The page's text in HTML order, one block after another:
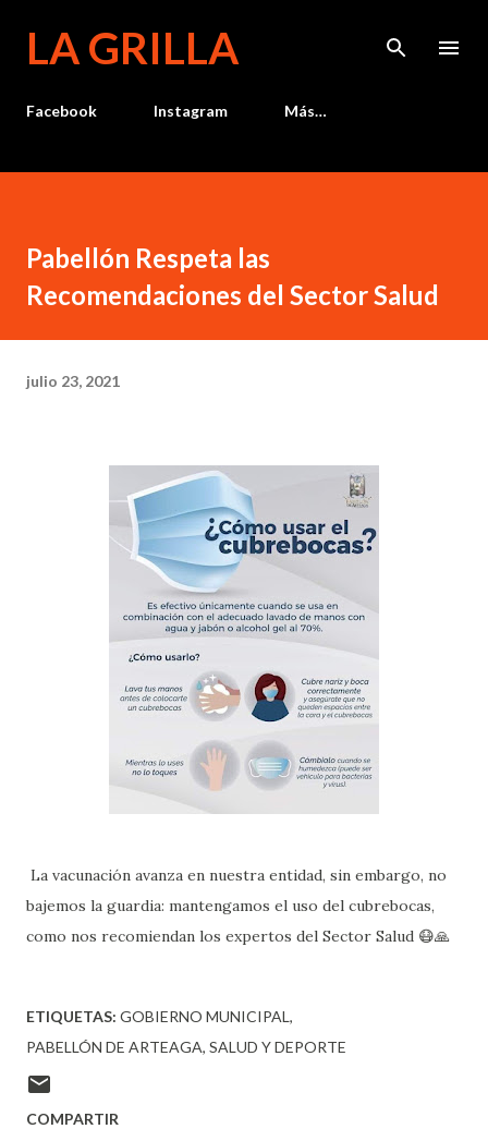
LA GRILLA
Facebook Instagram Más…
Pabellón Respeta las
Recomendaciones del Sector Salud
julio 23, 2021
La vacunación avanza en nuestra entidad, sin embargo, no
bajemos la guardia: mantengamos el uso del cubrebocas,
como nos recomiendan los expertos del Sector Salud 😷🙏
ETIQUETAS: GOBIERNO MUNICIPAL
PABELLÓN DE ARTEAGA SALUD Y DEPORTE
COMPARTIR